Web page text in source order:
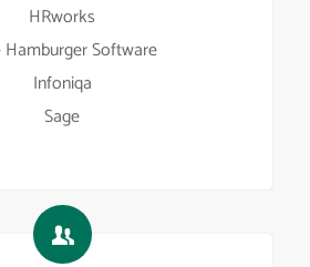
HRworks
Hamburger Software
Infoniqa
Sage